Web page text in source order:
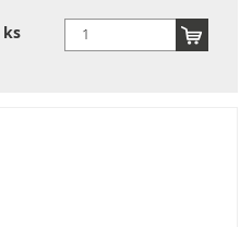
ks